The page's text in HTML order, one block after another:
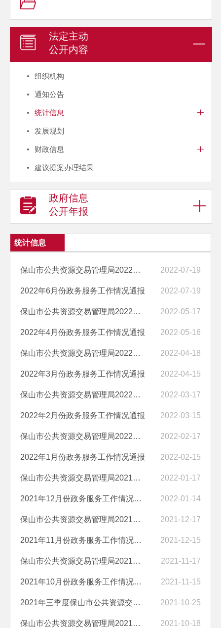
法定主动
公开内容
组织机构
通知公告
统计信息
发展规划
财政信息
建议提案办理结果
政府信息
公开年报
统计信息
保山市公共资源交易管理局2022年6月公共资源交易情况通报 2022-07-19
2022年6月份政务服务工作情况通报 2022-07-19
保山市公共资源交易管理局2022年4月公共资源交易情况通报 2022-05-17
2022年4月份政务服务工作情况通报 2022-05-16
保山市公共资源交易管理局2022年3月公共资源交易情况通报 2022-04-18
2022年3月份政务服务工作情况通报 2022-04-15
保山市公共资源交易管理局2022年2月公共资源交易情况通报 2022-03-17
2022年2月份政务服务工作情况通报 2022-03-15
保山市公共资源交易管理局2022年1月公共资源交易情况通报 2022-02-17
2022年1月份政务服务工作情况通报 2022-02-15
保山市公共资源交易管理局2021年12月公共资源交易情况通报 2022-01-17
2021年12月份政务服务工作情况通报 2022-01-14
保山市公共资源交易管理局2021年11月公共资源交易情况通报 2021-12-17
2021年11月份政务服务工作情况通报 2021-12-15
保山市公共资源交易管理局2021年10月公共资源交易情况通报 2021-11-17
2021年10月份政务服务工作情况通报 2021-11-15
2021年三季度保山市公共资源交易运行情况 2021-10-25
保山市公共资源交易管理局2021年9月公共资源交易情况通报 2021-10-18